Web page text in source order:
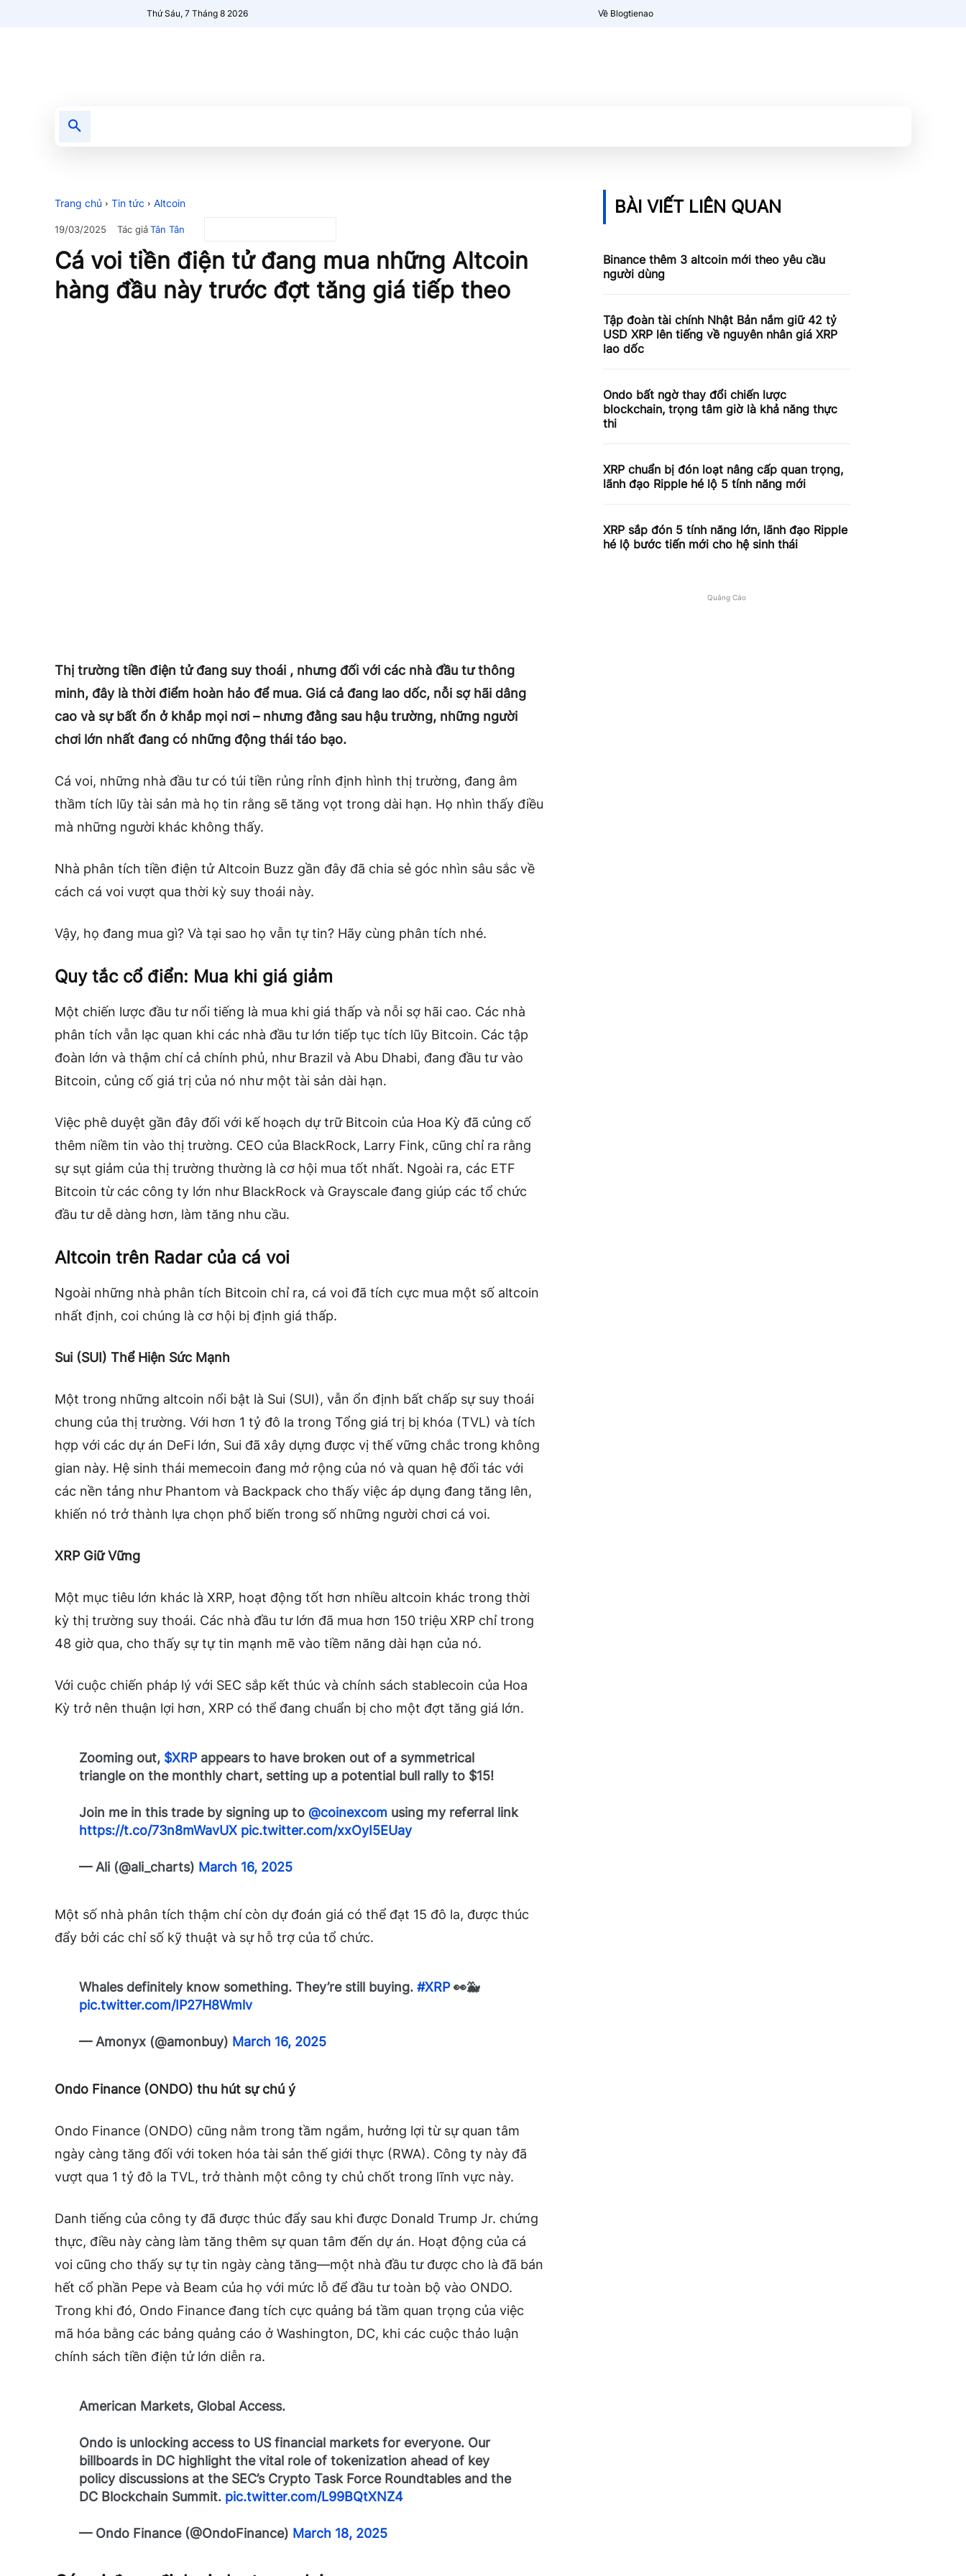
Thứ Sáu, 7 Tháng 8 2026 Về Blogtienao
Trang chủ Tin tức Altcoin
19/03/2025 Tác giảTân Tân
Cá voi tiền điện tử đang mua những Altcoin
hàng đầu này trước đợt tăng giá tiếp theo
Thị trường tiền điện tử đang suy thoái , nhưng đối với các nhà đầu tư thông
minh, đây là thời điểm hoàn hảo để mua. Giá cả đang lao dốc, nỗi sợ hãi dâng
cao và sự bất ổn ở khắp mọi nơi – nhưng đằng sau hậu trường, những người
chơi lớn nhất đang có những động thái táo bạo.
Cá voi, những nhà đầu tư có túi tiền rủng rỉnh định hình thị trường, đang âm
thầm tích lũy tài sản mà họ tin rằng sẽ tăng vọt trong dài hạn. Họ nhìn thấy điều
mà những người khác không thấy.
Nhà phân tích tiền điện tử Altcoin Buzz gần đây đã chia sẻ góc nhìn sâu sắc về
cách cá voi vượt qua thời kỳ suy thoái này.
Vậy, họ đang mua gì? Và tại sao họ vẫn tự tin? Hãy cùng phân tích nhé.
Quy tắc cổ điển: Mua khi giá giảm
Một chiến lược đầu tư nổi tiếng là mua khi giá thấp và nỗi sợ hãi cao. Các nhà
phân tích vẫn lạc quan khi các nhà đầu tư lớn tiếp tục tích lũy Bitcoin. Các tập
đoàn lớn và thậm chí cả chính phủ, như Brazil và Abu Dhabi, đang đầu tư vào
Bitcoin, củng cố giá trị của nó như một tài sản dài hạn.
Việc phê duyệt gần đây đối với kế hoạch dự trữ Bitcoin của Hoa Kỳ đã củng cố
thêm niềm tin vào thị trường. CEO của BlackRock, Larry Fink, cũng chỉ ra rằng
sự sụt giảm của thị trường thường là cơ hội mua tốt nhất. Ngoài ra, các ETF
Bitcoin từ các công ty lớn như BlackRock và Grayscale đang giúp các tổ chức
đầu tư dễ dàng hơn, làm tăng nhu cầu.
Altcoin trên Radar của cá voi
Ngoài những nhà phân tích Bitcoin chỉ ra, cá voi đã tích cực mua một số altcoin
nhất định, coi chúng là cơ hội bị định giá thấp.
Sui (SUI) Thể Hiện Sức Mạnh
Một trong những altcoin nổi bật là Sui (SUI), vẫn ổn định bất chấp sự suy thoái
chung của thị trường. Với hơn 1 tỷ đô la trong Tổng giá trị bị khóa (TVL) và tích
hợp với các dự án DeFi lớn, Sui đã xây dựng được vị thế vững chắc trong không
gian này. Hệ sinh thái memecoin đang mở rộng của nó và quan hệ đối tác với
các nền tảng như Phantom và Backpack cho thấy việc áp dụng đang tăng lên,
khiến nó trở thành lựa chọn phổ biến trong số những người chơi cá voi.
XRP Giữ Vững
Một mục tiêu lớn khác là XRP, hoạt động tốt hơn nhiều altcoin khác trong thời
kỳ thị trường suy thoái. Các nhà đầu tư lớn đã mua hơn 150 triệu XRP chỉ trong
48 giờ qua, cho thấy sự tự tin mạnh mẽ vào tiềm năng dài hạn của nó.
Với cuộc chiến pháp lý với SEC sắp kết thúc và chính sách stablecoin của Hoa
Kỳ trở nên thuận lợi hơn, XRP có thể đang chuẩn bị cho một đợt tăng giá lớn.
Zooming out, $XRPappears to have broken out of a symmetrical
triangle on the monthly chart, setting up a potential bull rally to $15!
Join me in this trade by signing up to @coinexcom using my referral link
https://t.co/73n8mWavUX pic.twitter.com/xxOyI5EUay
— Ali (@ali_charts) March 16, 2025
Một số nhà phân tích thậm chí còn dự đoán giá có thể đạt 15 đô la, được thúc
đẩy bởi các chỉ số kỹ thuật và sự hỗ trợ của tổ chức.
Whales definitely know something. They’re still buying.#XRP👀🐳
pic.twitter.com/IP27H8Wmlv
— Amonyx (@amonbuy) March 16, 2025
Ondo Finance (ONDO) thu hút sự chú ý
Ondo Finance (ONDO) cũng nằm trong tầm ngắm, hưởng lợi từ sự quan tâm
ngày càng tăng đối với token hóa tài sản thế giới thực (RWA). Công ty này đã
vượt qua 1 tỷ đô la TVL, trở thành một công ty chủ chốt trong lĩnh vực này.
Danh tiếng của công ty đã được thúc đẩy sau khi được Donald Trump Jr. chứng
thực, điều này càng làm tăng thêm sự quan tâm đến dự án. Hoạt động của cá
voi cũng cho thấy sự tự tin ngày càng tăng—một nhà đầu tư được cho là đã bán
hết cổ phần Pepe và Beam của họ với mức lỗ để đầu tư toàn bộ vào ONDO.
Trong khi đó, Ondo Finance đang tích cực quảng bá tầm quan trọng của việc
mã hóa bằng các bảng quảng cáo ở Washington, DC, khi các cuộc thảo luận
chính sách tiền điện tử lớn diễn ra.
American Markets, Global Access.
Ondo is unlocking access to US financial markets for everyone. Our
billboards in DC highlight the vital role of tokenization ahead of key
policy discussions at the SEC’s Crypto Task Force Roundtables and the
DC Blockchain Summit. pic.twitter.com/L99BQtXNZ4
— Ondo Finance (@OndoFinance) March 18, 2025
BÀI VIẾT LIÊN QUAN
Binance thêm 3 altcoin mới theo yêu cầu
người dùng
Tập đoàn tài chính Nhật Bản nắm giữ 42 tỷ
USD XRP lên tiếng về nguyên nhân giá XRP
lao dốc
Ondo bất ngờ thay đổi chiến lược
blockchain, trọng tâm giờ là khả năng thực
thi
XRP chuẩn bị đón loạt nâng cấp quan trọng,
lãnh đạo Ripple hé lộ 5 tính năng mới
XRP sắp đón 5 tính năng lớn, lãnh đạo Ripple
hé lộ bước tiến mới cho hệ sinh thái
Quảng Cáo